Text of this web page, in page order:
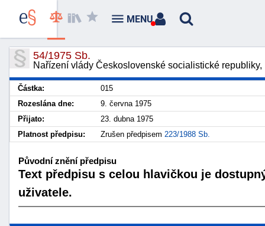
54/1975 Sb.
Nařízení vlády Československé socialistické
Částka:
015
Rozeslána dne:
9. června 1975
Přijato:
23. dubna 1975
Platnost předpisu:
Zrušen předpisem 223/1988 Sb.
Původní znění předpisu
Text předpisu s celou hlavičkou je
uživatele.
MENU